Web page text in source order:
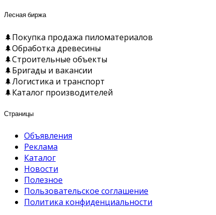
Лесная биржа
🌲Покупка продажа пиломатериалов
🌲Обработка древесины
🌲Строительные объекты
🌲Бригады и вакансии
🌲Логистика и транспорт
🌲Каталог производителей
Страницы
Объявления
Реклама
Каталог
Новости
Полезное
Пользовательское соглашение
Политика конфиденциальности